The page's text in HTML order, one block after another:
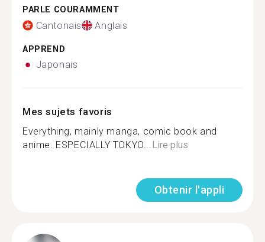
PARLE COURAMMENT
Cantonais Anglais
APPREND
Japonais
Mes sujets favoris
Everything, mainly manga, comic book and
anime. ESPECIALLY TOKYO...Lire plus
Obtenir l'appli